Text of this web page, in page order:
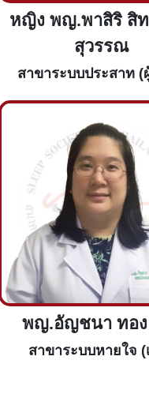
หญิง พญ.พาสิริ สิ
สุวรรณ
สาขาระบบประสาท
พญ.อัญชนา ทอ
สาขาระบบหายใจ (